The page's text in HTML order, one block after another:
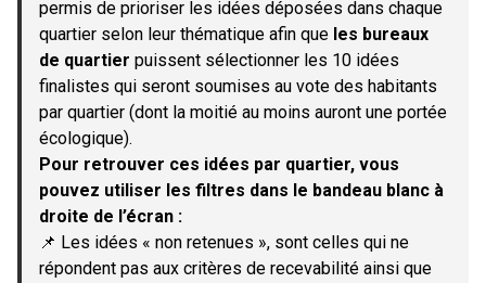
permis de prioriser les idées déposées dans chaque
quartier selon leur thématique afin que les bureaux
de quartier puissent sélectionner les 10 idées
finalistes qui seront soumises au vote des habitants
par quartier (dont la moitié au moins auront une portée
écologique).
Pour retrouver ces idées par quartier, vous
pouvez utiliser les filtres dans le bandeau blanc à
droite de l’écran :
📌 Les idées « non retenues », sont celles qui ne
répondent pas aux critères de recevabilité ainsi que